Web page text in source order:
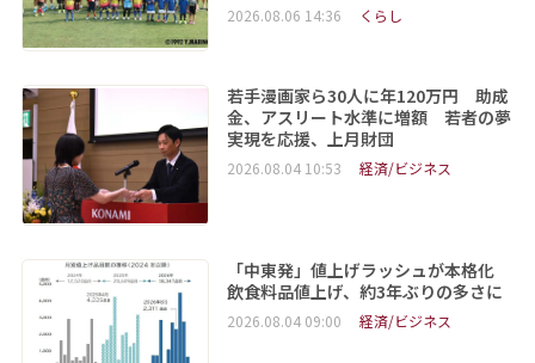
2026.08.06 14:36 くらし
若手漫画家ら30人に年120万円 助成
金、アスリート水準に増額 若者の夢
実現を応援、上月財団
2026.08.04 10:53 経済/ビジネス
「中東発」値上げラッシュが本格化
飲食料品値上げ、約3年ぶりの多さに
2026.08.04 09:00 経済/ビジネス